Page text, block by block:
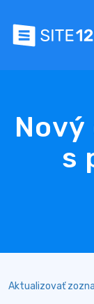
s
Aktualizovať